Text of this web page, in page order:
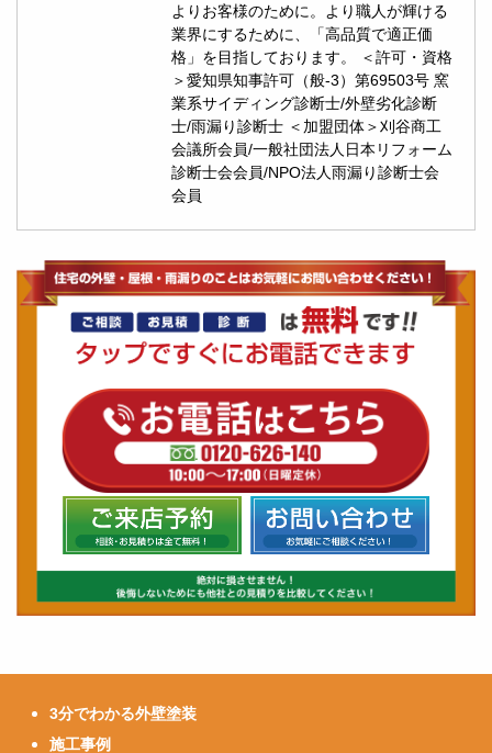
よりお客様のために。より職人が輝ける
業界にするために、「高品質で適正価
格」を目指しております。 ＜許可・資格
＞愛知県知事許可（般-3）第69503号 窯
業系サイディング診断士/外壁劣化診断
士/雨漏り診断士 ＜加盟団体＞刈谷商工
会議所会員/一般社団法人日本リフォーム
診断士会会員/NPO法人雨漏り診断士会
会員
3分でわかる外壁塗装
施工事例